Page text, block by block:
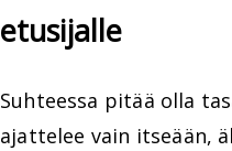
etusijalle
Suhteessa pitää olla
ajattelee vain itseään,